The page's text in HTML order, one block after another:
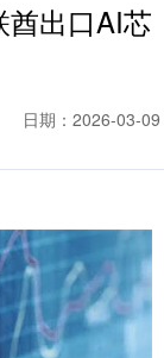
酋出口AI芯
日期：2026-03-09